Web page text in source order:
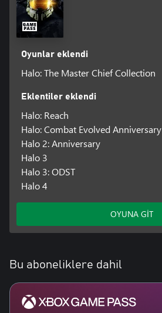
Oyunlar eklendi
Halo: The Master Chief Collection
Eklentiler eklendi
Halo: Reach
Halo: Combat Evolved Anniversary
Halo 2: Anniversary
Halo 3
Halo 3: ODST
Halo 4
OYUNA GİT
Bu aboneliklere dahil